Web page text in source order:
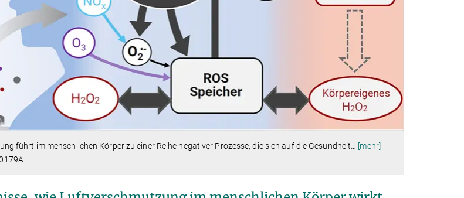
führt im menschlichen Körper zu einer Reihe negativer Prozesse, die sich auf die Gesundheit
[mehr]